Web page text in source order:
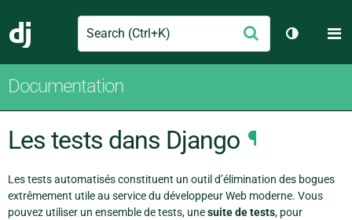
Django
Search Envoyer
Changer
Documentation
Les tests dans Django ¶
Les tests automatisés constituent un outil d’élimination des bogues
extrêmement utile au service du développeur Web moderne. Vous
pouvez utiliser un ensemble de tests, unesuite de tests, pour